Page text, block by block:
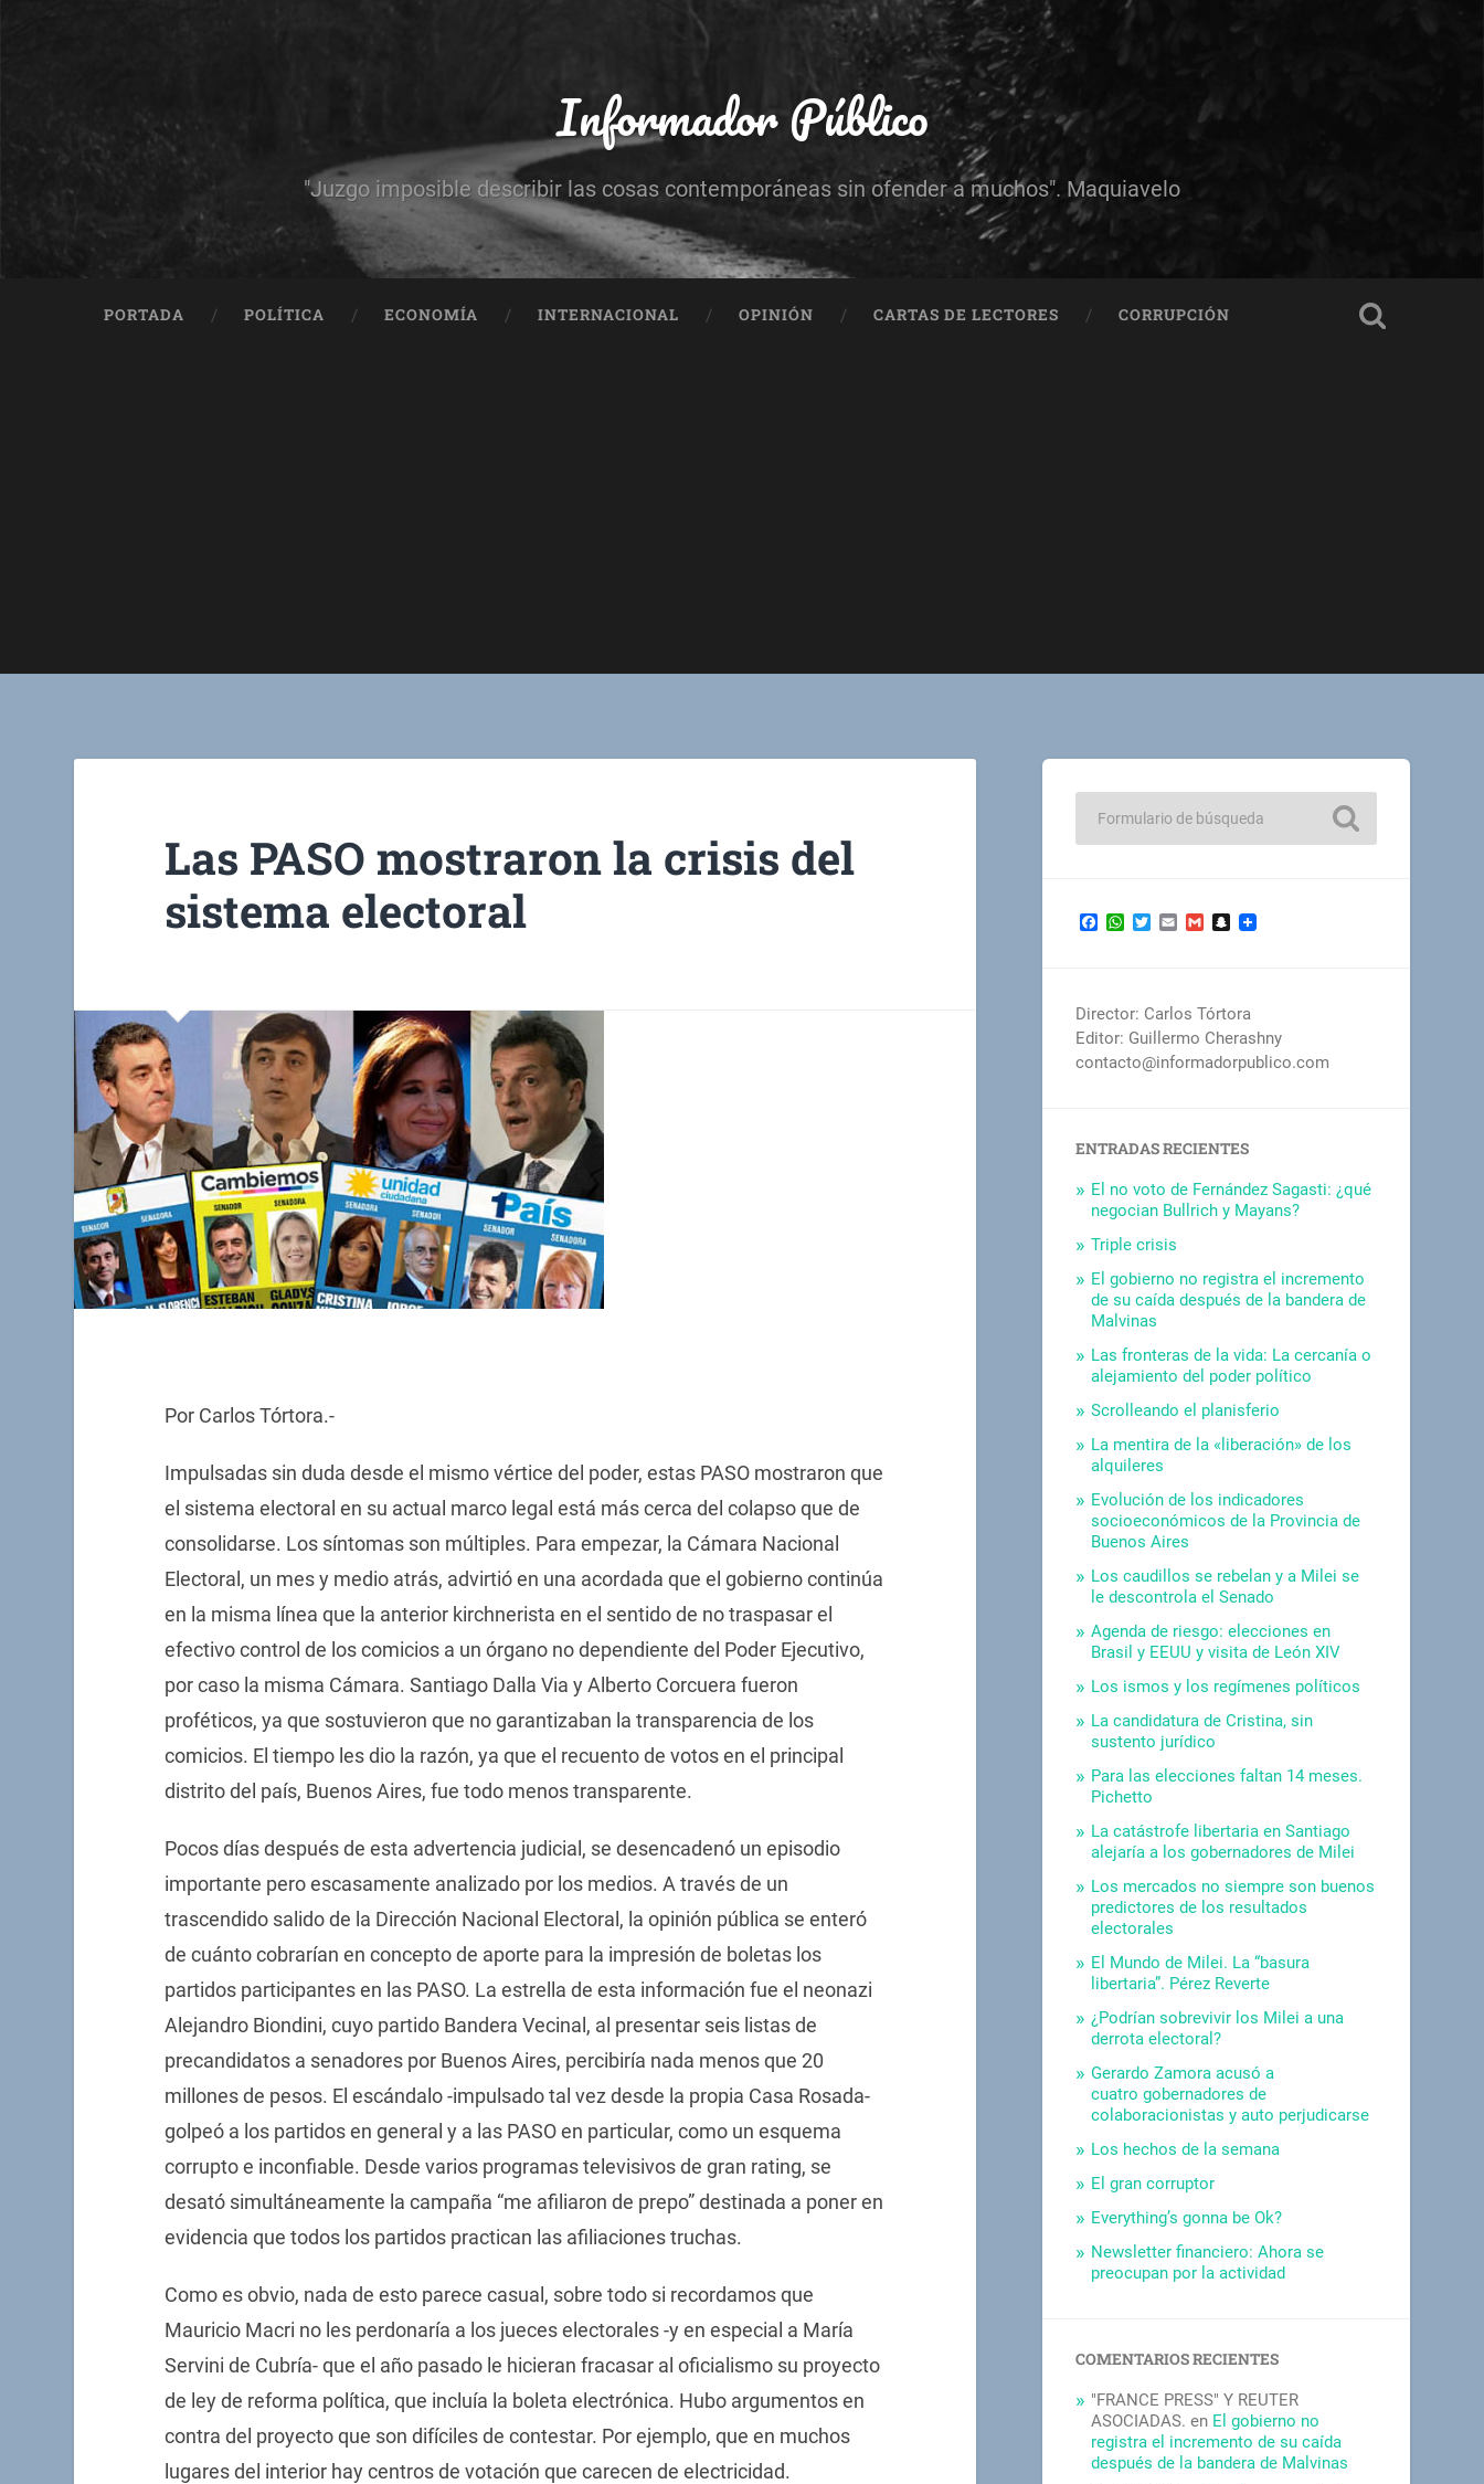
Informador Público
"Juzgo imposible describir las cosas contemporáneas sin ofender a muchos". Maquiavelo
PORTADA POLÍTICA ECONOMÍA INTERNACIONAL OPINIÓN CARTAS DE LECTORES CORRUPCIÓN
Las PASO mostraron la crisis del
sistema electoral
Por Carlos Tórtora.-
Impulsadas sin duda desde el mismo vértice del poder, estas PASO mostraron que
el sistema electoral en su actual marco legal está más cerca del colapso que de
consolidarse. Los síntomas son múltiples. Para empezar, la Cámara Nacional
Electoral, un mes y medio atrás, advirtió en una acordada que el gobierno continúa
en la misma línea que la anterior kirchnerista en el sentido de no traspasar el
efectivo control de los comicios a un órgano no dependiente del Poder Ejecutivo,
por caso la misma Cámara. Santiago Dalla Via y Alberto Corcuera fueron
proféticos, ya que sostuvieron que no garantizaban la transparencia de los
comicios. El tiempo les dio la razón, ya que el recuento de votos en el principal
distrito del país, Buenos Aires, fue todo menos transparente.
Pocos días después de esta advertencia judicial, se desencadenó un episodio
importante pero escasamente analizado por los medios. A través de un
trascendido salido de la Dirección Nacional Electoral, la opinión pública se enteró
de cuánto cobrarían en concepto de aporte para la impresión de boletas los
partidos participantes en las PASO. La estrella de esta información fue el neonazi
Alejandro Biondini, cuyo partido Bandera Vecinal, al presentar seis listas de
precandidatos a senadores por Buenos Aires, percibiría nada menos que 20
millones de pesos. El escándalo -impulsado tal vez desde la propia Casa Rosada-
golpeó a los partidos en general y a las PASO en particular, como un esquema
corrupto e inconfiable. Desde varios programas televisivos de gran rating, se
desató simultáneamente la campaña “me afiliaron de prepo” destinada a poner en
evidencia que todos los partidos practican las afiliaciones truchas.
Como es obvio, nada de esto parece casual, sobre todo si recordamos que
Mauricio Macri no les perdonaría a los jueces electorales -y en especial a María
Servini de Cubría- que el año pasado le hicieran fracasar al oficialismo su proyecto
de ley de reforma política, que incluía la boleta electrónica. Hubo argumentos en
contra del proyecto que son difíciles de contestar. Por ejemplo, que en muchos
lugares del interior hay centros de votación que carecen de electricidad.
Facebook
WhatsApp
TwitterEmailGmailSnapchat
Director: Carlos Tórtora
Editor: Guillermo Cherashny
contacto@informadorpublico.com
ENTRADAS RECIENTES
El no voto de Fernández Sagasti: ¿qué
negocian Bullrich y Mayans?
Triple crisis
El gobierno no registra el incremento
de su caída después de la bandera de
Malvinas
Las fronteras de la vida: La cercanía o
alejamiento del poder político
Scrolleando el planisferio
La mentira de la «liberación» de los
alquileres
Evolución de los indicadores
socioeconómicos de la Provincia de
Buenos Aires
Los caudillos se rebelan y a Milei se
le descontrola el Senado
Agenda de riesgo: elecciones en
Brasil y EEUU y visita de León XIV
Los ismos y los regímenes políticos
La candidatura de Cristina, sin
sustento jurídico
Para las elecciones faltan 14 meses.
Pichetto
La catástrofe libertaria en Santiago
alejaría a los gobernadores de Milei
Los mercados no siempre son buenos
predictores de los resultados
electorales
El Mundo de Milei. La “basura
libertaria”. Pérez Reverte
¿Podrían sobrevivir los Milei a una
derrota electoral?
Gerardo Zamora acusó a
cuatro gobernadores de
colaboracionistas y auto perjudicarse
Los hechos de la semana
El gran corruptor
Everything’s gonna be Ok?
Newsletter financiero: Ahora se
preocupan por la actividad
COMENTARIOS RECIENTES
"FRANCE PRESS" Y REUTER
ASOCIADAS. en El gobierno no
registra el incremento de su caída
después de la bandera de Malvinas